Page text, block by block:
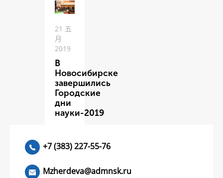
21 五
月
2019
В
Новосибирске
завершились
Городские
дни
науки-2019
+7 (383) 227-55-76
Mzherdeva@admnsk.ru